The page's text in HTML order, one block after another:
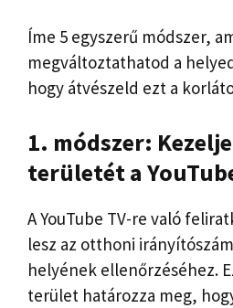
Íme 5 egyszerű módszer,
megváltoztathatod a
hogy átvészeld ezt a
1. módszer:
területét a
A YouTube TV-re való
lesz az otthoni
helyének ellenőrzéséhez.
terület határozza meg,